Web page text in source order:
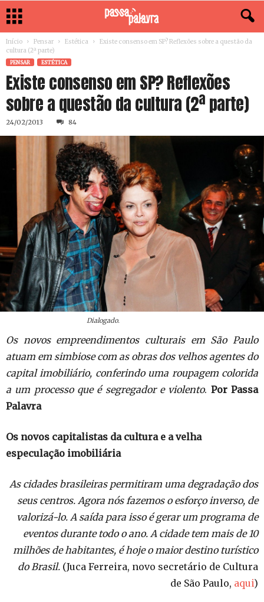
Início Pensar Estética
Existe consenso em SP? Reflexões sobre a questão da
cultura (2ª parte)
PENSAR ESTÉTICA
Existe consenso em SP? Reflexões
sobre a questão da cultura (2ª parte)
24/02/2013 84
Dialogado.
Os novos empreendimentos culturais em São Paulo
atuam em simbiose com as obras dos velhos agentes do
capital imobiliário, conferindo uma roupagem colorida
a um processo que é segregador e violento. Por Passa
Palavra
Os novos capitalistas da cultura e a velha
especulação imobiliária
As cidades brasileiras permitiram uma degradação dos
seus centros. Agora nós fazemos o esforço inverso, de
valorizá-lo. A saída para isso é gerar um programa de
eventos durante todo o ano. A cidade tem mais de 10
milhões de habitantes, é hoje o maior destino turístico
do Brasil. (Juca Ferreira, novo secretário de Cultura
de São Paulo, aqui)